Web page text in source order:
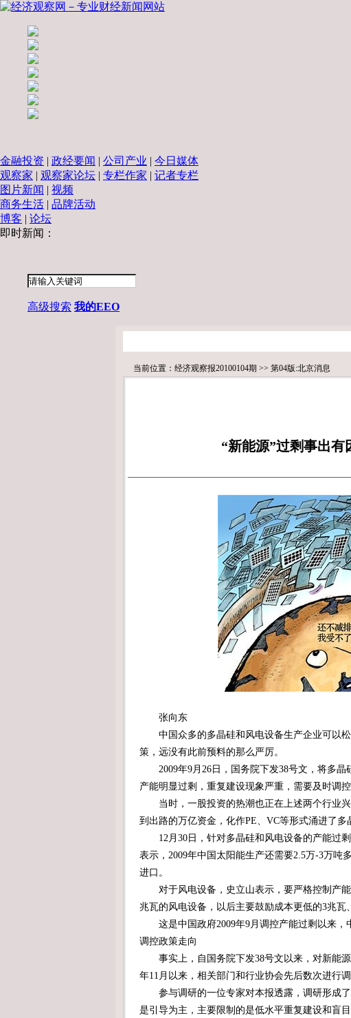
金融投资 | 政经要闻 | 公司产业 | 今日媒体
观察家 | 观察家论坛 | 专栏作家 | 记者专栏
图片新闻 | 视频
商务生活 | 品牌活动
博客 | 论坛
即时新闻：
高级搜索 我的EEO
当前位置： 经济观察报20100104期 >> 第04版:北京消息
“新能源”过剩事出
张向东
中国众多的多晶硅和风电设备生产企业可以松
策，远没有此前预料的那么严厉。
2009年9月26日，国务院下发38号文，将多晶
产能明显过剩，重复建设现象严重，需要及时调控
当时，一股投资的热潮也正在上述两个行业兴
到出路的万亿资金，化作PE、VC等形式涌进了多
12月30日，针对多晶硅和风电设备的产能过剩
表示，2009年中国太阳能生产还需要2.5万-3万吨
进口。
对于风电设备，史立山表示，要严格控制产能
兆瓦的风电设备，以后主要鼓励成本更低的3兆瓦
这是中国政府2009年9月调控产能过剩以来，
调控政策走向
事实上，自国务院下发38号文以来，对新能源
年11月以来，相关部门和行业协会先后数次进行
参与调研的一位专家对本报透露，调研形成了
是引导为主，主要限制的是低水平重复建设和盲